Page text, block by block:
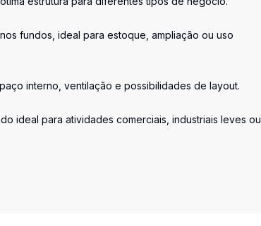
fundos, ideal para estoque, ampliação ou uso
interno, ventilação e possibilidades de layout.
ideal para atividades comerciais, industriais leves ou